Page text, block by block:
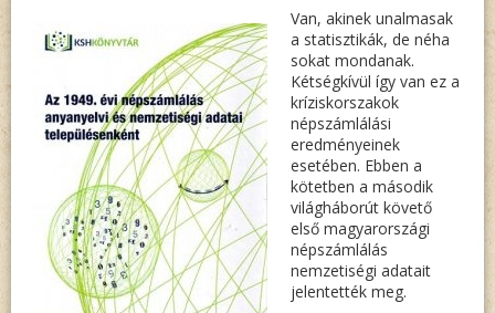
Van, akinek unalmasak
a statisztikák, de néha
sokat mondanak.
Kétségkívül így van ez a
kríziskorszakok
népszámlálási
eredményeinek
esetében. Ebben a
kötetben a második
világháborút követő
első magyarországi
népszámlálás
nemzetiségi adatait
jelentették meg.